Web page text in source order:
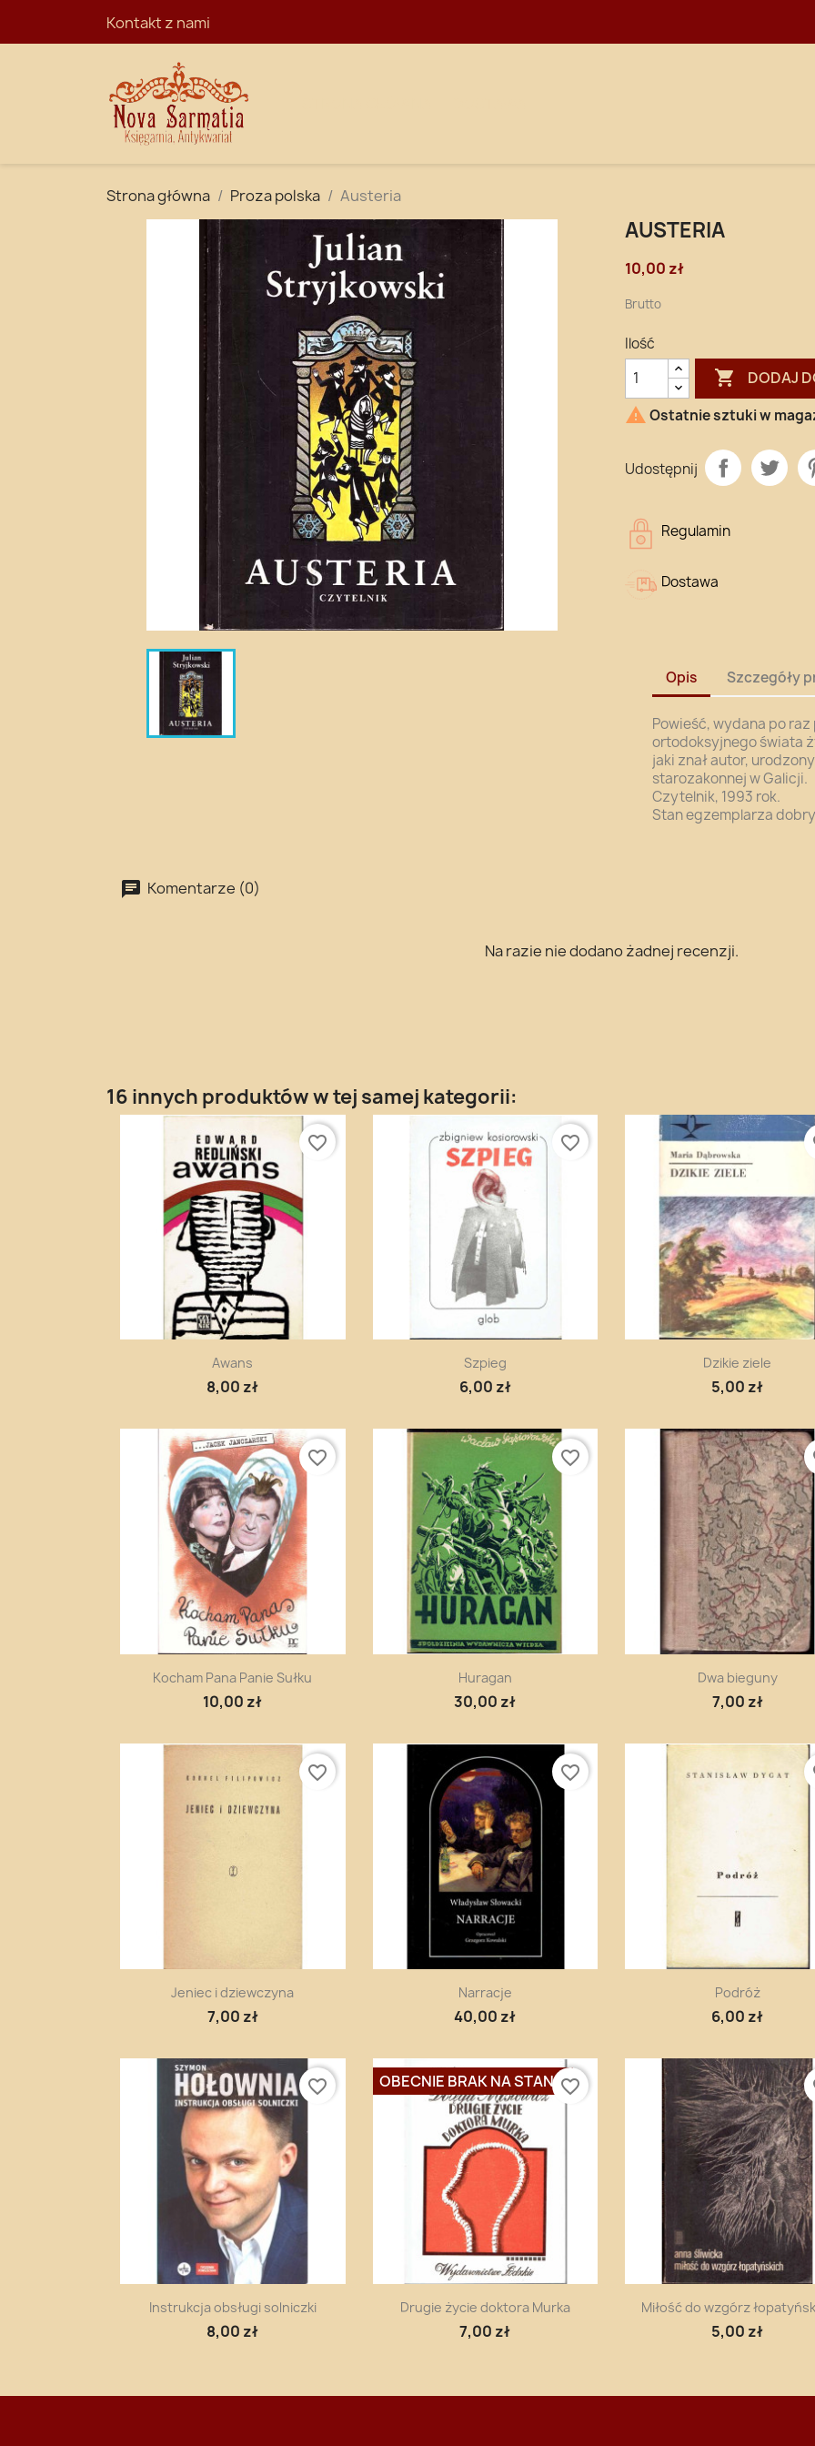
Kontakt z nami
Strona główna Proza polska Austeria
AUSTERIA
10,00 zł
Brutto
Ilość
 DODAJ
 Ostatnie sztuki w
Udostępnij
Regulamin
Dostawa
Opis Szczegóły
Powieść, wydana po
ortodoksyjnego świata
jaki znał autor,
starozakonnej w Galicji.
Czytelnik, 1993 rok.
Stan egzemplarza
Komentarze (0)
Na razie nie dodano żadnej recenzji.
16 innych produktów w tej samej kategorii:
Szybki podgląd
Awans
8,00 zł
favorite_border
Szybki podgląd
Szpieg
6,00 zł
favorite_border
Szybki podgląd
Dzikie ziele
5,00 zł
Szybki podgląd
Kocham Pana Panie Sułku
10,00 zł
favorite_border
Szybki podgląd
Huragan
30,00 zł
favorite_border
Szybki podgląd
Dwa bieguny
7,00 zł
Szybki podgląd
Jeniec i dziewczyna
7,00 zł
favorite_border
Szybki podgląd
Narracje
40,00 zł
favorite_border
Szybki podgląd
Podróż
6,00 zł
Szybki podgląd
Instrukcja obsługi solniczki
8,00 zł
favorite_border
 Szybki podgląd
Drugie życie doktora Murka
7,00 zł
OBECNIE BRAK NA STANIEfavorite_border
Szybki podgląd
Miłość do wzgórz
5,00 zł